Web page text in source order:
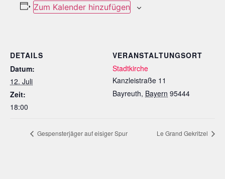
Zum Kalender hinzufügen
DETAILS
Datum:
12. Juli
Zeit:
18:00
VERANSTALTUNGSORT
Stadtkirche
Kanzleistraße 11
Bayreuth, Bayern 95444
Gespensterjäger auf eisiger Spur Le Grand Gekritzel